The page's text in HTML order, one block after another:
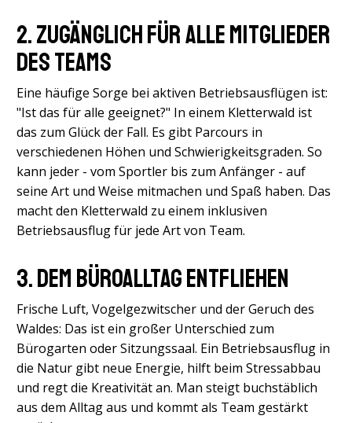
2. Zugänglich für alle Mitglieder
des Teams
Eine häufige Sorge bei aktiven Betriebsausflügen ist:
"Ist das für alle geeignet?" In einem Kletterwald ist
das zum Glück der Fall. Es gibt Parcours in
verschiedenen Höhen und Schwierigkeitsgraden. So
kann jeder - vom Sportler bis zum Anfänger - auf
seine Art und Weise mitmachen und Spaß haben. Das
macht den Kletterwald zu einem inklusiven
Betriebsausflug für jede Art von Team.
3. Dem Büroalltag entfliehen
Frische Luft, Vogelgezwitscher und der Geruch des
Waldes: Das ist ein großer Unterschied zum
Bürogarten oder Sitzungssaal. Ein Betriebsausflug in
die Natur gibt neue Energie, hilft beim Stressabbau
und regt die Kreativität an. Man steigt buchstäblich
aus dem Alltag aus und kommt als Team gestärkt